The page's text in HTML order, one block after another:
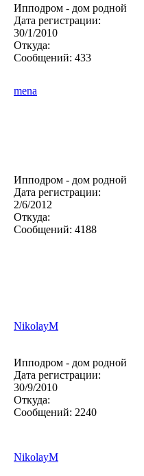
Ипподром - дом родной
Дата регистрации:
30/1/2010
Откуда:
Сообщений: 433
mena
Ипподром - дом родной
Дата регистрации:
2/6/2012
Откуда:
Сообщений: 4188
NikolayM
Ипподром - дом родной
Дата регистрации:
30/9/2010
Откуда:
Сообщений: 2240
NikolayM